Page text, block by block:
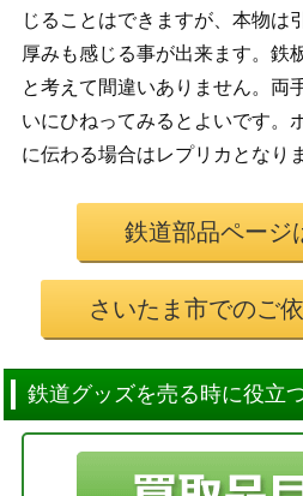
じることはできますが、本物は
厚みも感じる事が出来ます。鉄
と考えて間違いありません。両
いにひねってみるとよいです。
に伝わる場合はレプリカとなり
鉄道部品ページ
さいたま市でのご
鉄道グッズを売る時に役立